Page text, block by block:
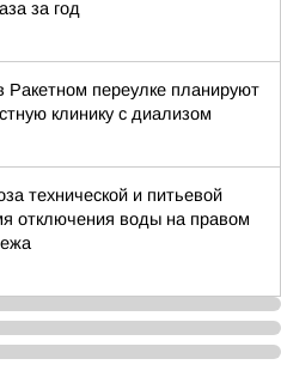
за год
Ракетном переулке планируют
клинику с диализом
технической и питьевой
отключения воды на правом